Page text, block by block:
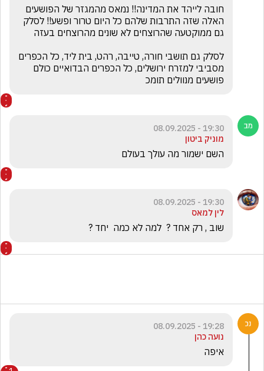
פושעים מנוולים תומכ
19:30 - 08.09.2025
מוניק ביטון
השם ישמור מה עולך בעולם
19:30 - 08.09.2025
לין למאס
שוב , רק אחד ?  למה לא כמה  יחד ?
19:28 - 08.09.2025
נועה כהן
איפה